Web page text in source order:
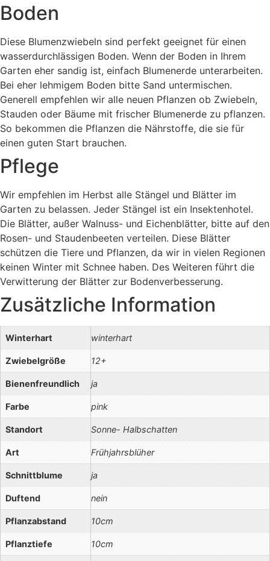
Boden
Diese Blumenzwiebeln sind perfekt geeignet für einen
wasserdurchlässigen Boden. Wenn der Boden in Ihrem
Garten eher sandig ist, einfach Blumenerde unterarbeiten.
Bei eher lehmigem Boden bitte Sand untermischen.
Generell empfehlen wir alle neuen Pflanzen ob Zwiebeln,
Stauden oder Bäume mit frischer Blumenerde zu pflanzen.
So bekommen die Pflanzen die Nährstoffe, die sie für
einen guten Start brauchen.
Pflege
Wir empfehlen im Herbst alle Stängel und Blätter im
Garten zu belassen. Jeder Stängel ist ein Insektenhotel.
Die Blätter, außer Walnuss- und Eichenblätter, bitte auf den
Rosen- und Staudenbeeten verteilen. Diese Blätter
schützen die Tiere und Pflanzen, da wir in vielen Regionen
keinen Winter mit Schnee haben. Des Weiteren führt die
Verwitterung der Blätter zur Bodenverbesserung.
Zusätzliche Information
Winterhart winterhart
Zwiebelgröße 12+
Bienenfreundlich ja
Farbe pink
Standort Sonne- Halbschatten
Art Frühjahrsblüher
Schnittblume ja
Duftend nein
Pflanzabstand 10cm
Pflanztiefe 10cm